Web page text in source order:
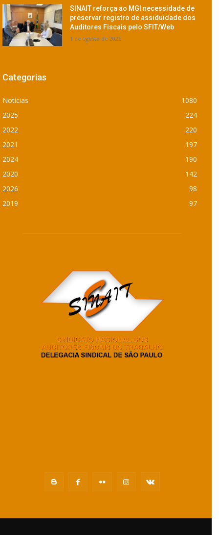
SINAIT reforça ao MGI necessidade de
preservar registro de assiduidade dos
Auditores Fiscais pelo SFIT/Web
1 de agosto de 2026
Categorias
Notícias
1080
2025
224
2022
220
2021
197
2024
190
2020
142
2026
98
2019
97